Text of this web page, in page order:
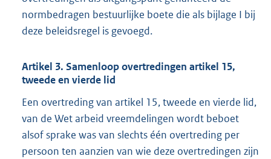
normbedragen bestuurlijke boete die als bijlage I bij
deze beleidsregel is gevoegd.
Artikel 3. Samenloop overtredingen artikel 15,
tweede en vierde lid
Een overtreding van artikel 15, tweede en vierde lid,
van de Wet arbeid vreemdelingen wordt beboet
alsof sprake was van slechts één overtreding per
persoon ten aanzien van wie deze overtredingen zijn